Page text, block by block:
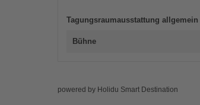
Tagungsraumausstattung allgemein
Bühne
powered by Holidu Smart Destination